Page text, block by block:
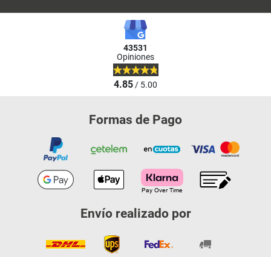
43531
Opiniones
4.85/ 5.00
Formas de Pago
Envío realizado por